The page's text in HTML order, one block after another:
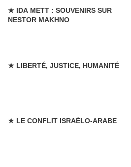
★ IDA METT : SOUVENIRS SUR
NESTOR MAKHNO
★ LIBERTÉ, JUSTICE, HUMANITÉ
★ LE CONFLIT ISRAÉLO-ARABE